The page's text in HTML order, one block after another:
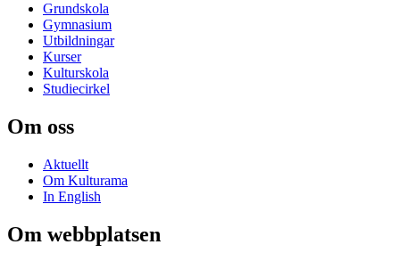
Grundskola
Gymnasium
Utbildningar
Kurser
Kulturskola
Studiecirkel
Om oss
Aktuellt
Om Kulturama
In English
Om webbplatsen